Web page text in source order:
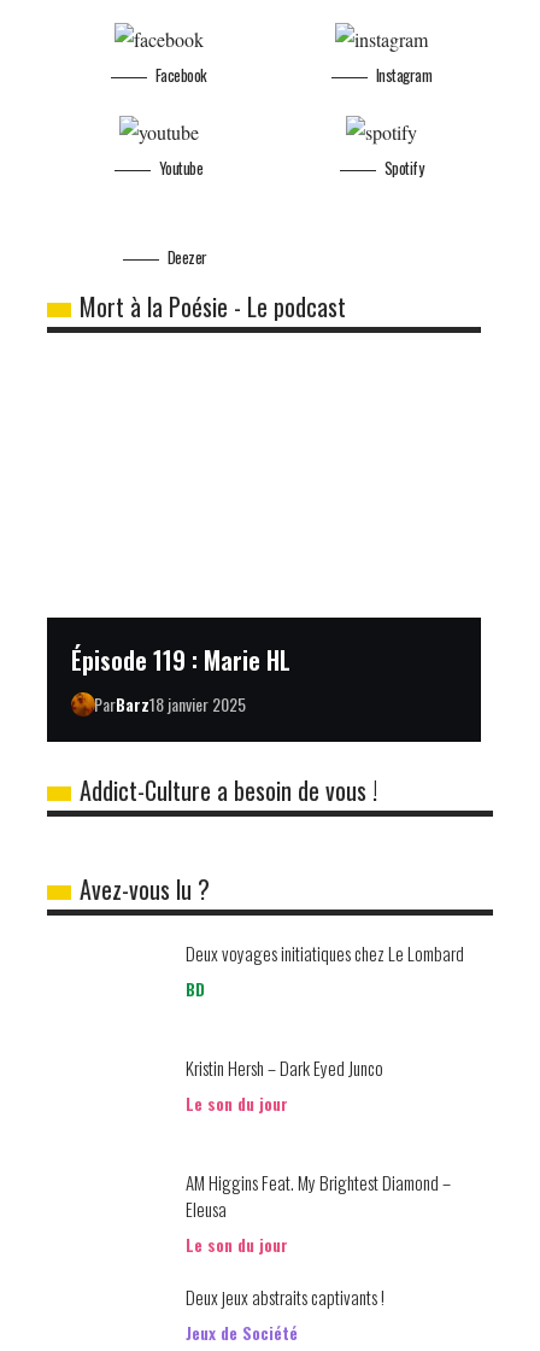
Facebook
Youtube
Instagram
Spotify
Deezer
Mort à la Poésie - Le podcast
Épisode 119 : Marie HL
ParBarz18 janvier 2025
Addict-Culture a besoin de vous !
Avez-vous lu ?
Deux voyages initiatiques chez Le Lombard
BD
Kristin Hersh – Dark Eyed Junco
Le son du jour
AM Higgins Feat. My Brightest Diamond –
Eleusa
Le son du jour
Deux jeux abstraits captivants !
Jeux de Société